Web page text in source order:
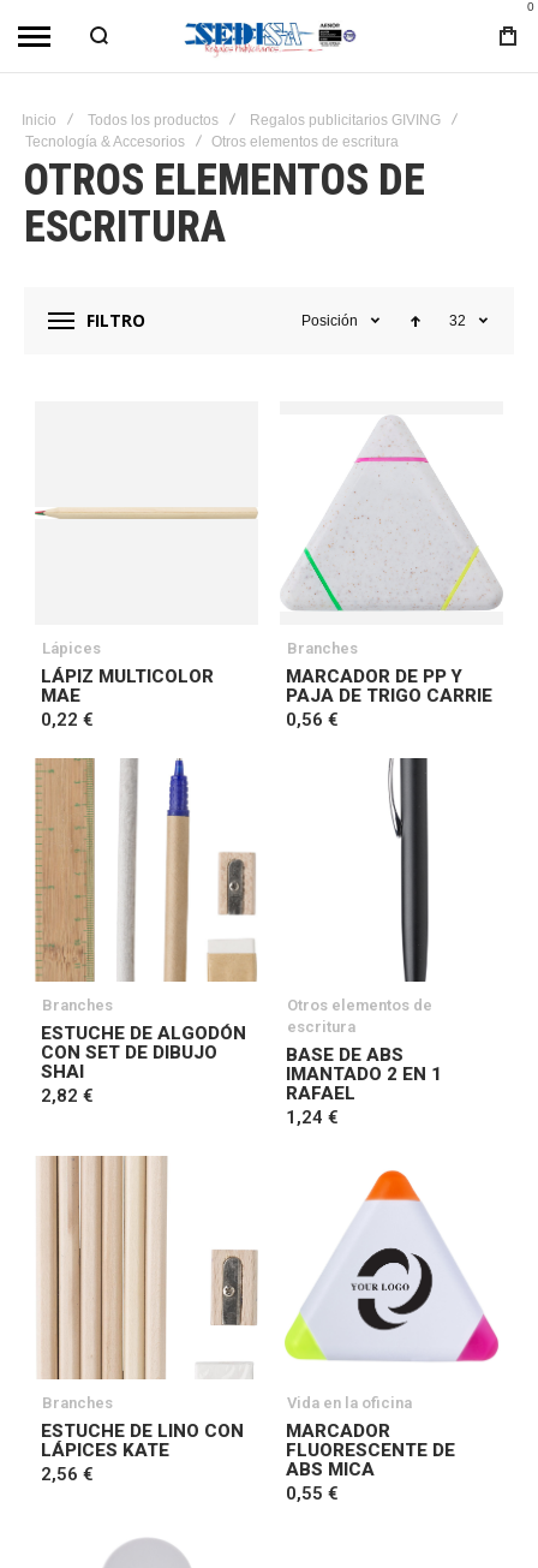
0
Inicio Todos los productos
Regalos publicitarios GIVING
Tecnología & Accesorios
Otros elementos de escritura
OTROS ELEMENTOS DE
ESCRITURA
FILTRO Posición 32
Lápices
LÁPIZ MULTICOLOR
MAE
0,22 €
Branches
MARCADOR DE PP Y
PAJA DE TRIGO CARRIE
0,56 €
Branches
ESTUCHE DE ALGODÓN
CON SET DE DIBUJO
SHAI
2,82 €
Otros elementos de
escritura
BASE DE ABS
IMANTADO 2 EN 1
RAFAEL
1,24 €
Branches
ESTUCHE DE LINO CON
LÁPICES KATE
2,56 €
Vida en la oficina
MARCADOR
FLUORESCENTE DE
ABS MICA
0,55 €